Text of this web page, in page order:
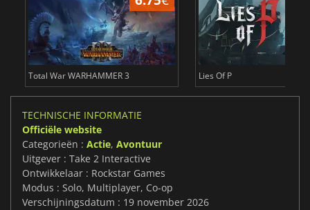
METAL GEAR SOLID DELTA SNAKE
TECHNISCHE INFORMATIE
Officiële website
Categorieën : Actie, Avontuur
Uitgever : Take 2 Interactive
Ontwikkelaar : Rockstar Games
Modus : Solo, Multiplayer, Co-op
Verschijningsdatum : 19 november 2026